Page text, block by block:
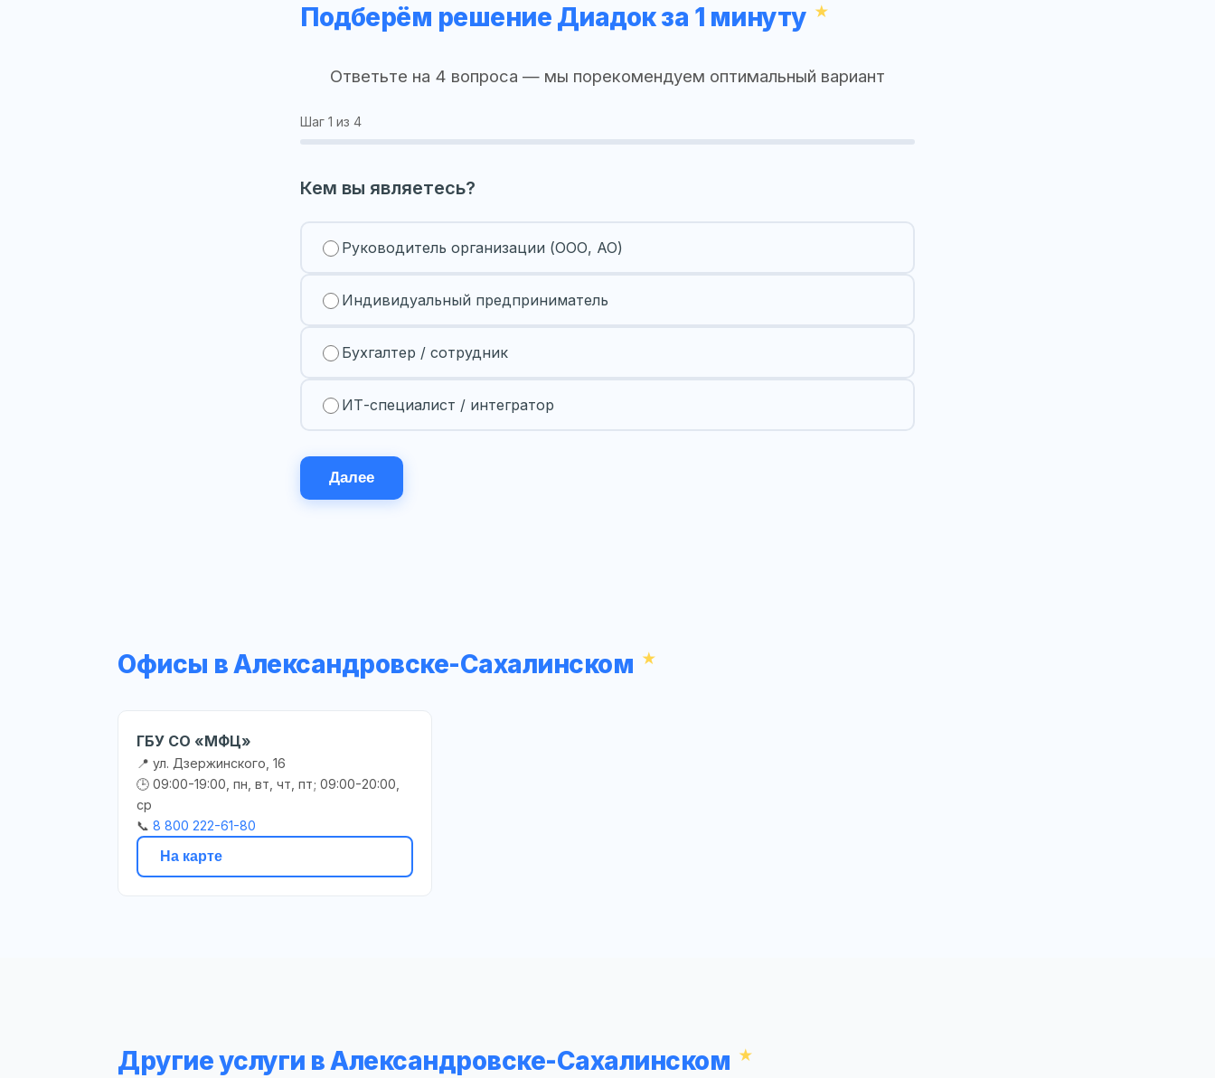
Подберём решение Диадок за 1 минуту
Ответьте на 4 вопроса — мы порекомендуем оптимальный вариант
Шаг 1 из 4
Кем вы являетесь?
Руководитель организации (ООО, АО)
Индивидуальный предприниматель
Бухгалтер / сотрудник
ИТ-специалист / интегратор
Далее
Офисы в Александровске-Сахалинском
ГБУ СО «МФЦ»
📍 ул. Дзержинского, 16
🕒 09:00-19:00, пн, вт, чт, пт; 09:00-20:00,
ср
📞 8 800 222-61-80
На карте
Другие услуги в Александровске-Сахалинском